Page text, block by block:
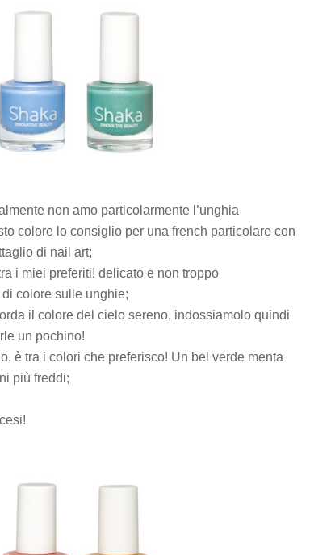
non amo particolarmente l’unghia
colore lo consiglio per una french particolare con
di nail art;
i miei preferiti! delicato e non troppo
colore sulle unghie;
il colore del cielo sereno, indossiamolo quindi
un pochino!
è tra i colori che preferisco! Un bel verde menta
più freddi;